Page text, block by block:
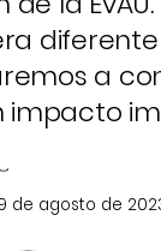
a
impacto
de agosto de